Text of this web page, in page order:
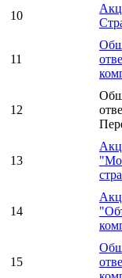
10
11
12
13
14
15